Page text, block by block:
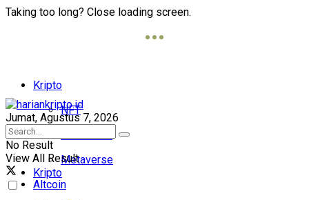
Taking too long? Close loading screen.
Kripto
NFT
Blockchain
Metaverse
Altcoin
Jumat, Agustus 7, 2026
No Result
View All Result
Kripto